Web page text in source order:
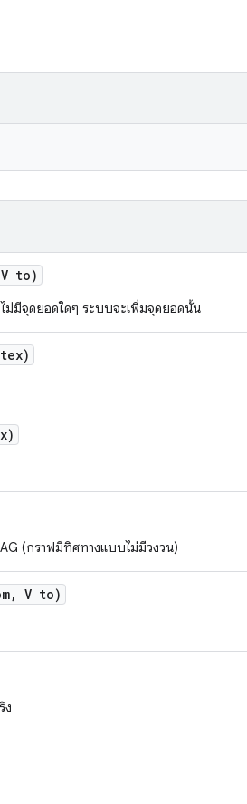
V to)
ม่มีจุดยอดใดๆ ระบบจะเพิ่มจุดยอดนั้น
(กราฟมีทิศทางแบบไม่มีวงวน)
, V to)
ง